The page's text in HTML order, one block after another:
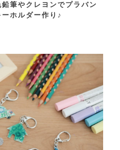
筆やクレヨンでプラバン
ホルダー作り♪